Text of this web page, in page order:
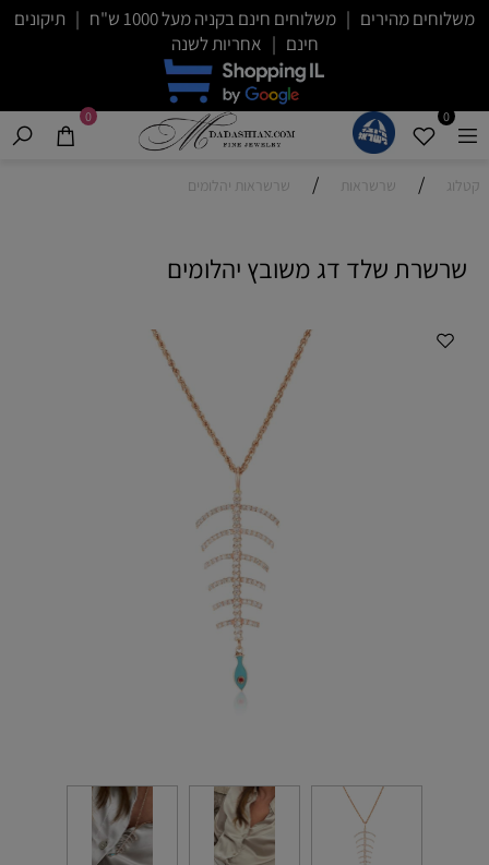
משלוחים מהירים | משלוחים חינם בקניה מעל 1000 ש"ח | תיקונים
חינם | אחריות לשנה
0
0
קטלוג / שרשראות / שרשראות יהלומים
שרשרת שלד דג משובץ יהלומים